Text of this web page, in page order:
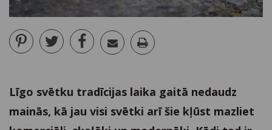
Līgo svētku tradīcijas laika gaitā nedaudz
mainās, kā jau visi svētki arī šie kļūst mazliet